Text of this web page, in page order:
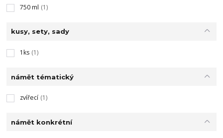
750 ml (1)
kusy, sety, sady
1ks (1)
námět tématický
zvířecí (1)
námět konkrétní